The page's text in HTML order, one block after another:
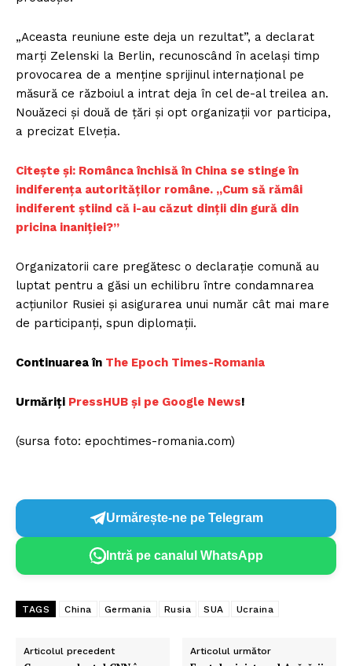
„Aceasta reuniune este deja un rezultat”, a declarat
marţi Zelenski la Berlin, recunoscând în acelaşi timp
provocarea de a menţine sprijinul internaţional pe
măsură ce războiul a intrat deja în cel de-al treilea an.
Nouăzeci şi două de ţări şi opt organizaţii vor participa,
a precizat Elveţia.
Citește și: Românca închisă în China se stinge în
indiferența autorităților române. „Cum să rămâi
indiferent știind că i-au căzut dinții din gură din
pricina inaniției?”
Organizatorii care pregătesc o declaraţie comună au
luptat pentru a găsi un echilibru între condamnarea
acţiunilor Rusiei şi asigurarea unui număr cât mai mare
de participanţi, spun diplomaţii.
Continuarea în The Epoch Times-Romania
Urmăriți PressHUB și pe Google News!
(sursa foto: epochtimes-romania.com)
Urmărește-ne pe Telegram
Intră pe canalul WhatsApp
TAGS China Germania Rusia SUA Ucraina
Articolul precedent Articolul următor